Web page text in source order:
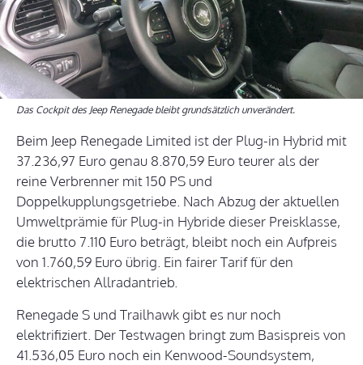
Das Cockpit des Jeep Renegade bleibt grundsätzlich unverändert.
Beim Jeep Renegade Limited ist der Plug-in Hybrid mit
37.236,97 Euro genau 8.870,59 Euro teurer als der
reine Verbrenner mit 150 PS und
Doppelkupplungsgetriebe. Nach Abzug der aktuellen
Umweltprämie für Plug-in Hybride dieser Preisklasse,
die brutto 7.110 Euro beträgt, bleibt noch ein Aufpreis
von 1.760,59 Euro übrig. Ein fairer Tarif für den
elektrischen Allradantrieb.
Renegade S und Trailhawk gibt es nur noch
elektrifiziert. Der Testwagen bringt zum Basispreis von
41.536,05 Euro noch ein Kenwood-Soundsystem,